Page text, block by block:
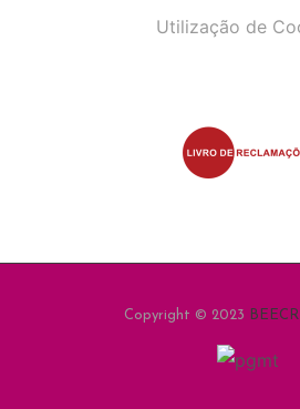
Utilização de
Copyright © 2023